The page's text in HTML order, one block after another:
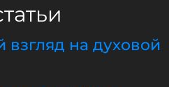
взгляд на духовой